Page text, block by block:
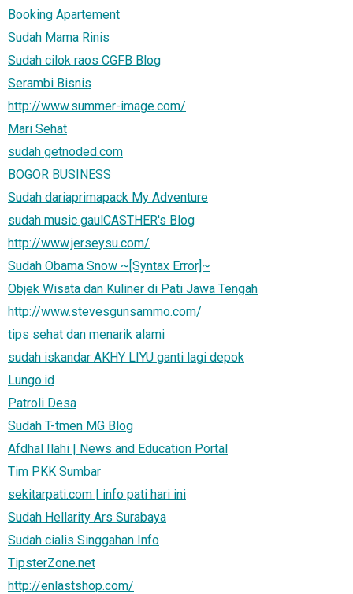
Booking Apartement
Sudah Mama Rinis
Sudah cilok raos CGFB Blog
Serambi Bisnis
http://www.summer-image.com/
Mari Sehat
sudah getnoded.com
BOGOR BUSINESS
Sudah dariaprimapack My Adventure
sudah music gaulCASTHER's Blog
http://www.jerseysu.com/
Sudah Obama Snow ~[Syntax Error]~
Objek Wisata dan Kuliner di Pati Jawa Tengah
http://www.stevesgunsammo.com/
tips sehat dan menarik alami
sudah iskandar AKHY LIYU ganti lagi depok
Lungo.id
Patroli Desa
Sudah T-tmen MG Blog
Afdhal Ilahi | News and Education Portal
Tim PKK Sumbar
sekitarpati.com | info pati hari ini
Sudah Hellarity Ars Surabaya
Sudah cialis Singgahan Info
TipsterZone.net
http://enlastshop.com/